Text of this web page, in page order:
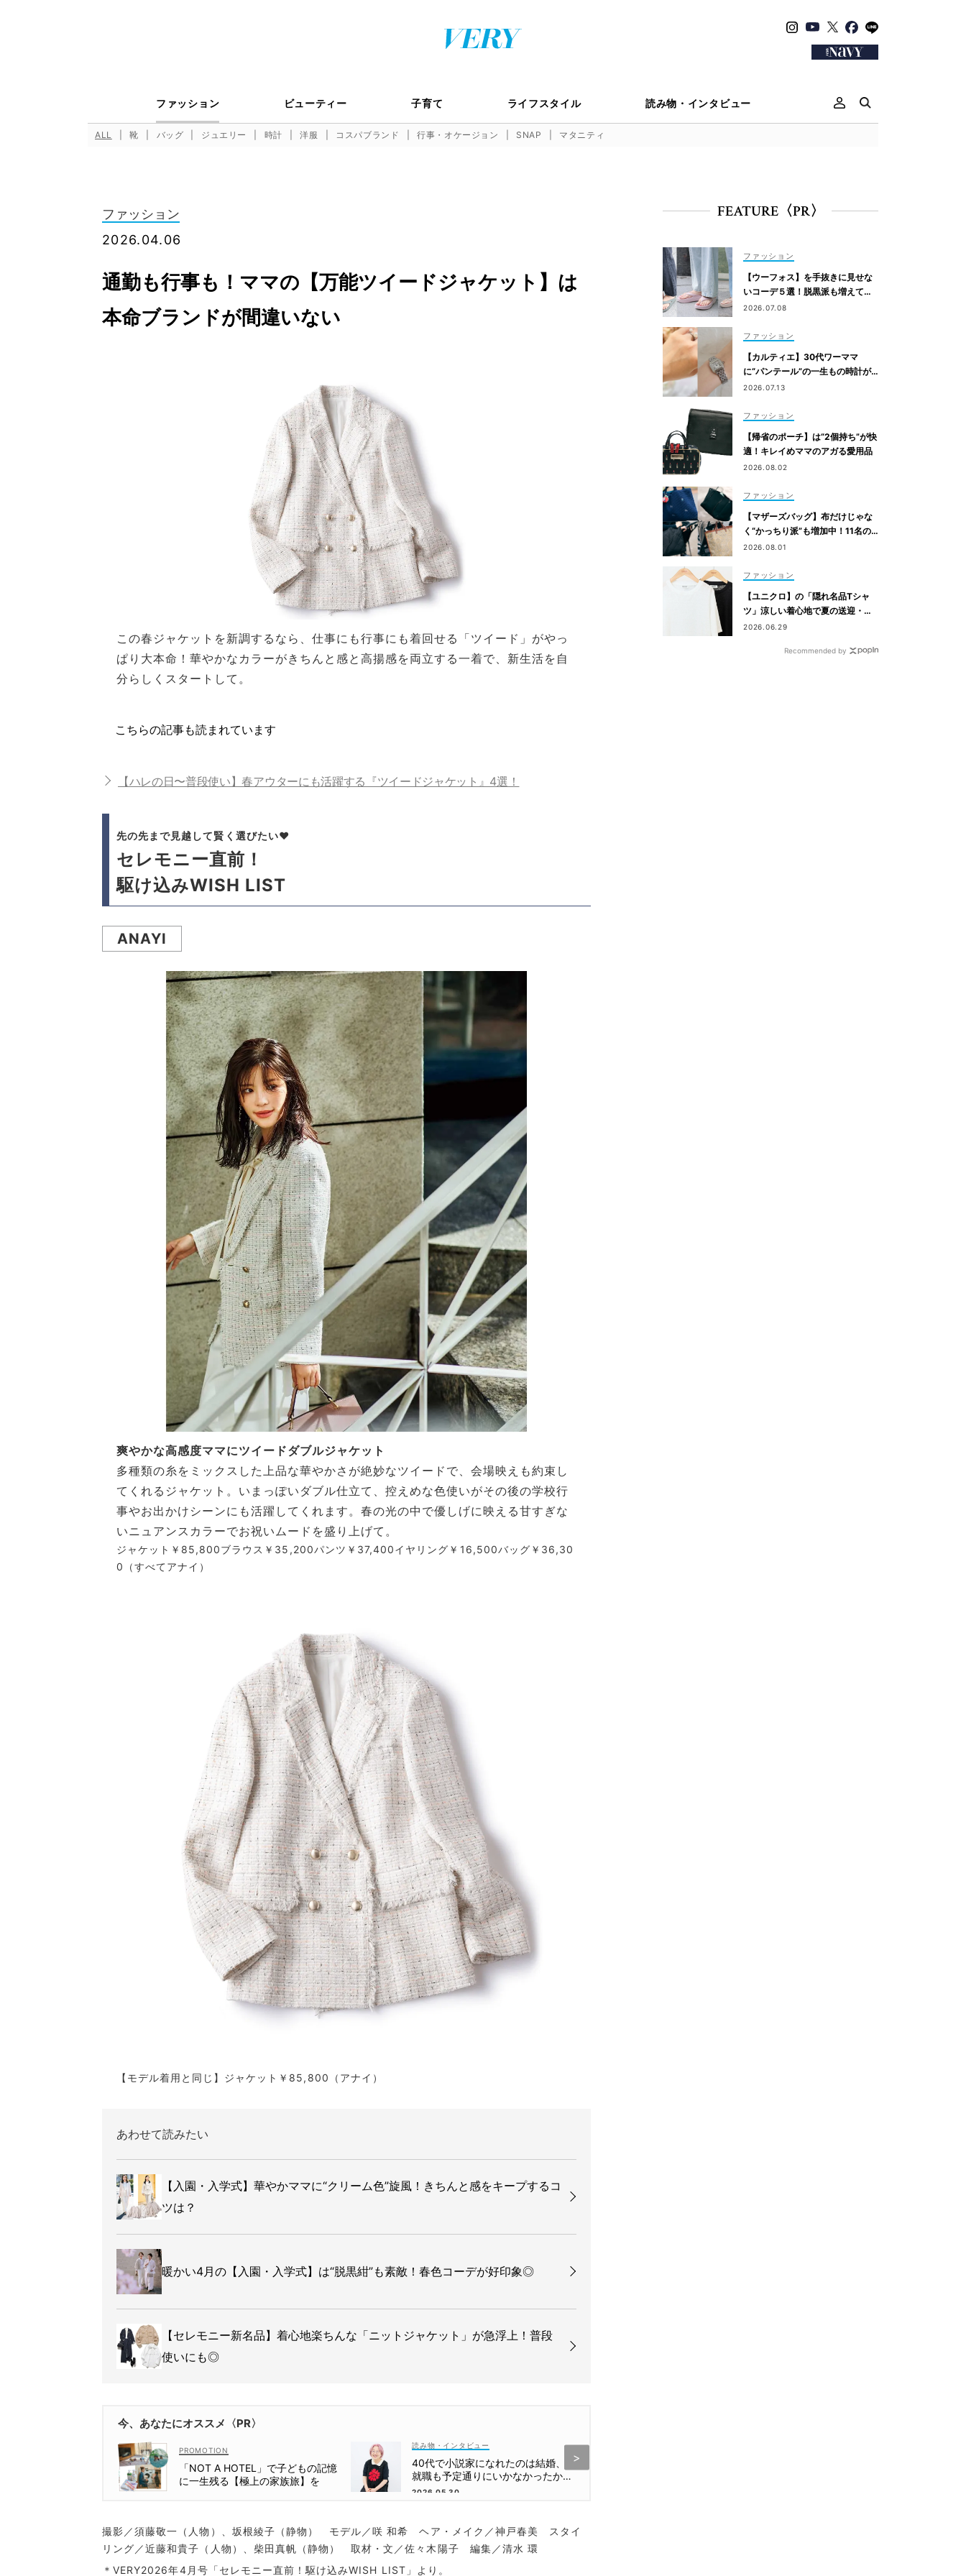
ファッション ビューティー 子育て ライフスタイル 読み物・インタビュー
ALL 靴 バッグ ジュエリー 時計 洋服 コスパブランド 行事・オケージョン SNAP マタニティ
ファッション
2026.04.06
通勤も行事も！ママの【万能ツイードジャケット】は
本命ブランドが間違いない
この春ジャケットを新調するなら、仕事にも行事にも着回せる「ツイード」がやっ
ぱり大本命！華やかなカラーがきちんと感と高揚感を両立する一着で、新生活を自
分らしくスタートして。
こちらの記事も読まれています
【ハレの日〜普段使い】春アウターにも活躍する『ツイードジャケット』4選！
先の先まで見越して賢く選びたい♥
セレモニー直前！
駆け込みWISH LIST
ANAYI
爽やかな高感度ママにツイードダブルジャケット
多種類の糸をミックスした上品な華やかさが絶妙なツイードで、会場映えも約束し
てくれるジャケット。いまっぽいダブル仕立て、控えめな色使いがその後の学校行
事やお出かけシーンにも活躍してくれます。春の光の中で優しげに映える甘すぎな
いニュアンスカラーでお祝いムードを盛り上げて。
ジャケット￥85,800ブラウス￥35,200パンツ￥37,400イヤリング￥16,500バッグ￥36,30
0（すべてアナイ）
【モデル着用と同じ】ジャケット￥85,800（アナイ）
あわせて読みたい
【入園・入学式】華やかママに“クリーム色”旋風！きちんと感をキープするコ
ツは？
暖かい4月の【入園・入学式】は“脱黒紺”も素敵！春色コーデが好印象◎
【セレモニー新名品】着心地楽ちんな「ニットジャケット」が急浮上！普段
使いにも◎
今、あなたにオススメ〈PR〉
「NOT A HOTEL」で子どもの記憶
に一生残る【極上の家族旅】を
読み物・インタビュー
40代で小説家になれたのは結婚、
就職も予定通りにいかなかったから
【朝倉かすみさん】
2026.05.30
撮影／須藤敬一（人物）、坂根綾子（静物） モデル／咲 和希 ヘア・メイク／神戸春美 スタイ
リング／近藤和貴子（人物）、柴田真帆（静物） 取材・文／佐々木陽子 編集／清水 環
＊VERY2026年4月号「セレモニー直前！駆け込みWISH LIST」より。
FEATURE〈PR〉
ファッション
【ウーフォス】を手抜きに見せな
いコーデ５選！脱黒派も増えてま
す
2026.07.08
ファッション
【カルティエ】30代ワーママ
に“パンテール”の一生もの時計が
人気！仕事のご褒美＆節目買いに
2026.07.13
ファッション
【帰省のポーチ】は“2個持ち”が快
適！キレイめママのアガる愛用品
2026.08.02
ファッション
【マザーズバッグ】布だけじゃな
く“かっちり派”も増加中！11名の
愛用ブランドは？
2026.08.01
ファッション
【ユニクロ】の「隠れ名品Tシャ
ツ」涼しい着心地で夏の送迎・公
園にぴったり！
2026.06.29
Recommended by